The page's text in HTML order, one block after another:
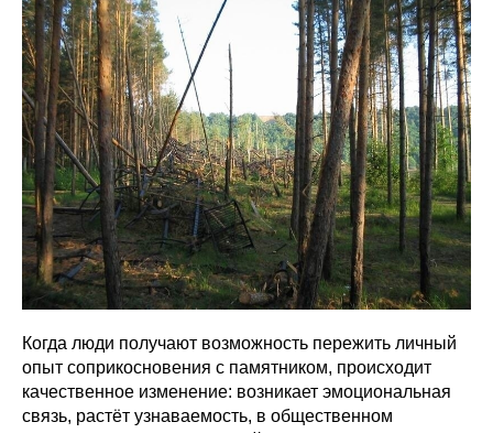
Когда люди получают возможность пережить личный
опыт соприкосновения с памятником, происходит
качественное изменение: возникает эмоциональная
связь, растёт узнаваемость, в общественном